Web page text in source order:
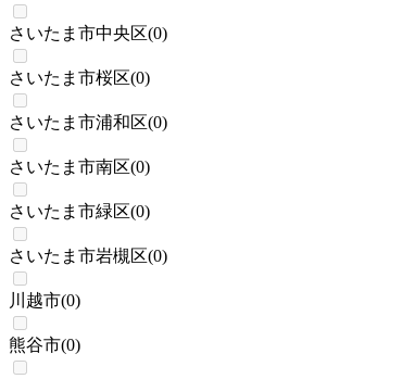
さいたま市中央区(0)
さいたま市桜区(0)
さいたま市浦和区(0)
さいたま市南区(0)
さいたま市緑区(0)
さいたま市岩槻区(0)
川越市(0)
熊谷市(0)